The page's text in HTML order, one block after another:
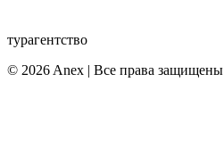
турагентство
© 2026 Anex | Все права защищены